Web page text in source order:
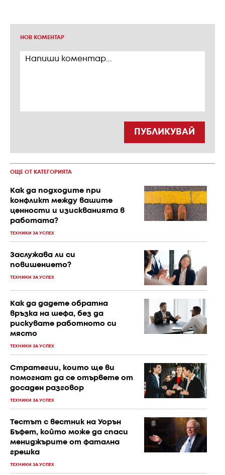
НОВ КОМЕНТАР
ПУБЛИКУВАЙ
ОЩЕ ОТ КАТЕГОРИЯТА
Как да подходите при
конфликт между вашите
ценности и изискванията в
работата?
ТЕХНИКИ ЗА УСПЕХ
Заслужава ли си
повишението?
ТЕХНИКИ ЗА УСПЕХ
Как да дадете обратна
връзка на шефа, без да
рискувате работното си
място
ТЕХНИКИ ЗА УСПЕХ
Стратегии, които ще ви
помогнат да се отървете от
досаден разговор
ТЕХНИКИ ЗА УСПЕХ
Тестът с вестник на Уорън
Бъфет, който може да спаси
мениджърите от фатална
грешка
ТЕХНИКИ ЗА УСПЕХ